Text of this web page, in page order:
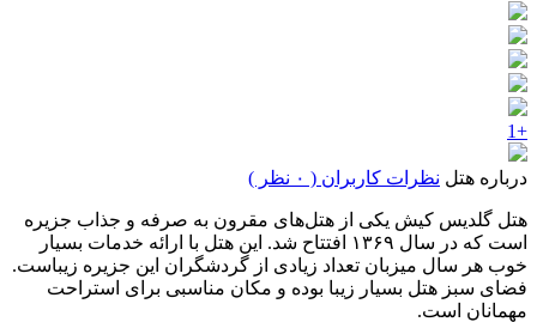
+1
درباره هتل نظرات کاربران ( ۰ نظر )
هتل گلدیس کیش یکی از هتل‌های مقرون به صرفه و جذاب جزیره
است که در سال ۱۳۶۹ افتتاح شد. این هتل با ارائه خدمات بسیار
خوب هر سال میزبان تعداد زیادی از گردشگران این جزیره زیباست.
فضای سبز هتل بسیار زیبا بوده و مکان مناسبی برای استراحت
مهمانان است.